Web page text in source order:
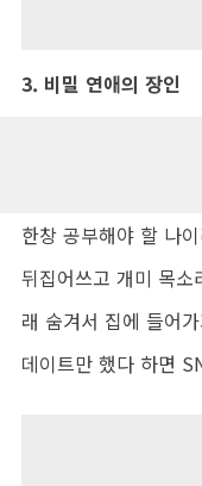
3. 비밀 연애의 장인
한창 공부해야 할 나
뒤집어쓰고 개미 목소
래 숨겨서 집에 들어
데이트만 했다 하면